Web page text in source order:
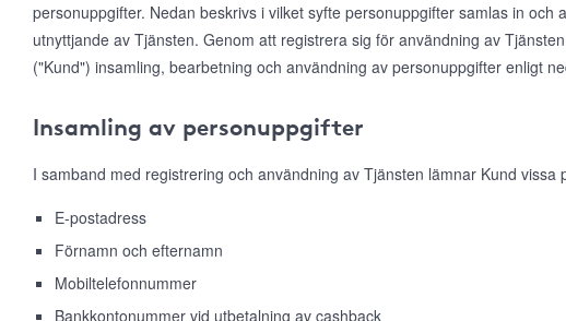
personuppgifter. Nedan beskrivs i vilket syfte personuppgifter samlas in och
utnyttjande av Tjänsten. Genom att registrera sig för användning av
("Kund") insamling, bearbetning och användning av personuppgifter enligt
Insamling av personuppgifter
I samband med registrering och användning av Tjänsten lämnar Kund vissa
E-postadress
Förnamn och efternamn
Mobiltelefonnummer
Bankkontonummer vid utbetalning av cashback